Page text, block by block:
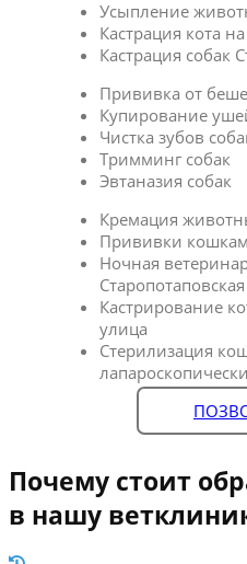
Усыпление
Кастрация кота
Кастрация собак
Прививка от
Купирование
Чистка зубов
Тримминг собак
Эвтаназия собак
Кремация
Прививки кошкам
Ночная
Кастрирование
улица
Стерилизация
Почему стоит
в нашу